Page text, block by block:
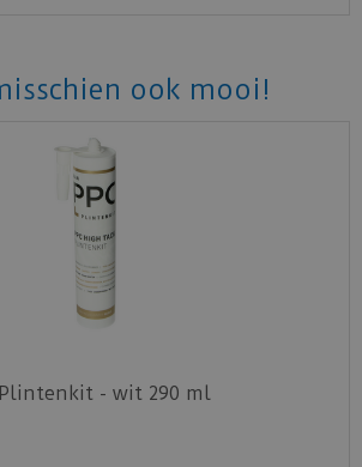
ook mooi!
Plintenkit - wit 290 ml